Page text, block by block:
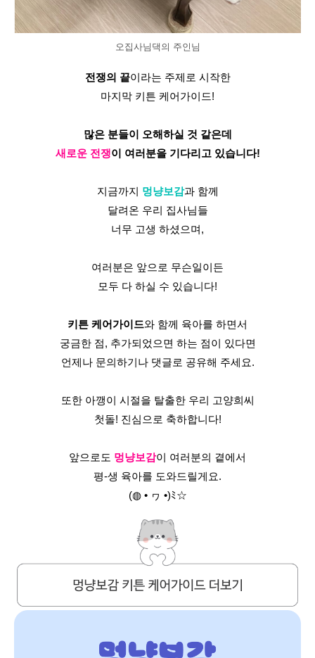
오집사님댁의 주인님
전쟁의 끝이라는 주제로 시작한
마지막 키튼 케어가이드!
많은 분들이 오해하실 것 같은데
새로운 전쟁이 여러분을 기다리고 있습니다!
지금까지 멍냥보감과 함께
달려온 우리 집사님들
너무 고생 하셨으며,
여러분은 앞으로 무슨일이든
모두 다 하실 수 있습니다!
키튼 케어가이드와 함께 육아를 하면서
궁금한 점, 추가되었으면 하는 점이 있다면
언제나 문의하기나 댓글로 공유해 주세요.
또한 아깽이 시절을 탈출한 우리 고양희씨
첫돌! 진심으로 축하합니다!
앞으로도 멍냥보감이 여러분의 곁에서
평-생 육아를 도와드릴게요.
(◍ • ヮ •)ﾐ☆